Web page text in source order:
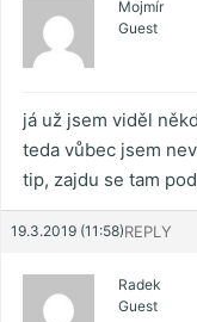
Mojmír
Guest
já už jsem viděl
teda vůbec jsem
tip, zajdu se tam
19.3.2019 (11:58)REPLY
Radek
Guest